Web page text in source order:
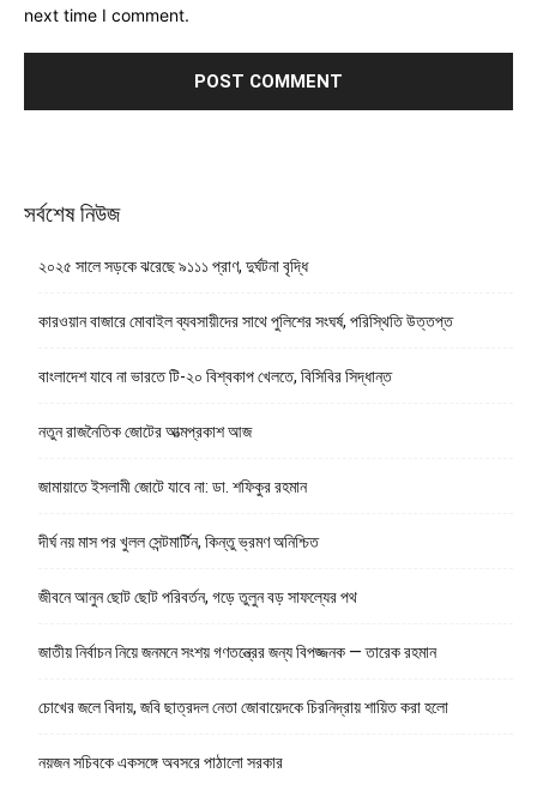
next time I comment.
সর্বশেষ নিউজ
২০২৫ সালে সড়কে ঝরেছে ৯১১১ প্রাণ, দুর্ঘটনা বৃদ্ধি
কারওয়ান বাজারে মোবাইল ব্যবসায়ীদের সাথে পুলিশের সংঘর্ষ, পরিস্থিতি উত্তপ্ত
বাংলাদেশ যাবে না ভারতে টি-২০ বিশ্বকাপ খেলতে, বিসিবির সিদ্ধান্ত
নতুন রাজনৈতিক জোটের আত্মপ্রকাশ আজ
জামায়াতে ইসলামী জোটে যাবে না: ডা. শফিকুর রহমান
দীর্ঘ নয় মাস পর খুলল সেন্টমার্টিন, কিন্তু ভ্রমণ অনিশ্চিত
জীবনে আনুন ছোট ছোট পরিবর্তন, গড়ে তুলুন বড় সাফল্যের পথ
জাতীয় নির্বাচন নিয়ে জনমনে সংশয় গণতন্ত্রের জন্য বিপজ্জনক — তারেক রহমান
চোখের জলে বিদায়, জবি ছাত্রদল নেতা জোবায়েদকে চিরনিদ্রায় শায়িত করা হলো
নয়জন সচিবকে একসঙ্গে অবসরে পাঠালো সরকার